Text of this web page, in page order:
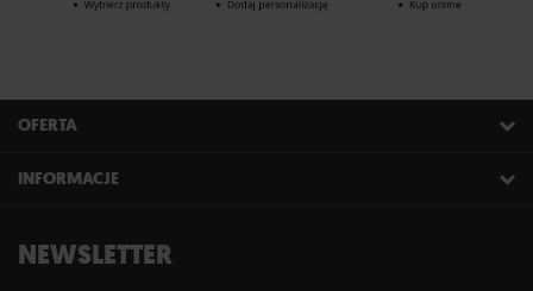
OFERTA
INFORMACJE
NEWSLETTER